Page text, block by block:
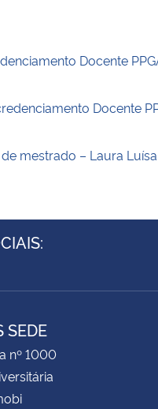
Docente
Docente
mestrado – Laura
SEDE
nº 1000